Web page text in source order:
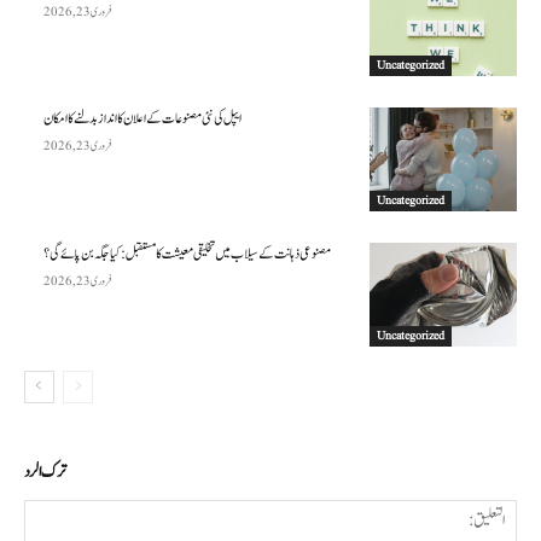
Uncategorized
فروری 23, 2026
Uncategorized
ایپل کی نئی مصنوعات کے اعلان کا انداز بدلنے کا امکان
فروری 23, 2026
Uncategorized
مصنوعی ذہانت کے سیلاب میں تخلیقی معیشت کا مستقبل: کیا جگہ بن پائے گی؟
فروری 23, 2026
ترك الرد